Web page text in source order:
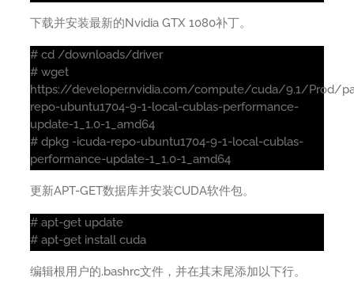
下载并安装最新的Nvidia GTX 1080补丁。
# cd /downloads/driver
# wget
https://developer.nvidia.com/compute/cuda/9.1/Prod/
repo-ubuntu1704-9-1-local-cublas-performance-
update-1_1.0-1_amd64
# dpkg -icuda-repo-ubuntu1704-9-1-local-cublas-
performance-update-1_1.0-1_amd64
更新APT-GET数据库并安装CUDA软件包。
# apt-get update
# apt-get install cuda
编辑根用户的.bashrc文件，并在其末尾添加以下行。